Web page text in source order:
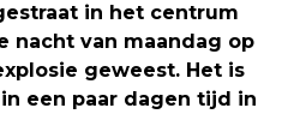
in het centrum
nacht van maandag op
geweest. Het is
een paar dagen tijd in